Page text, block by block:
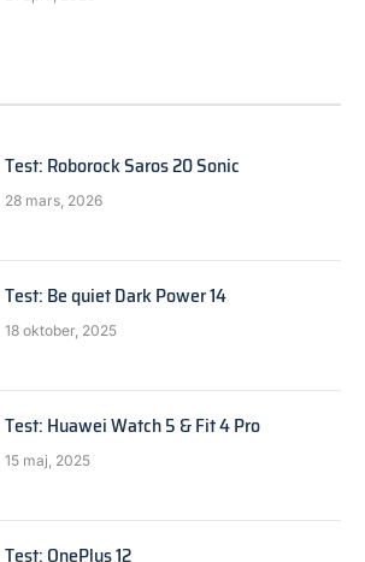
Test: Roborock Saros 20 Sonic
28 mars, 2026
Test: Be quiet Dark Power 14
18 oktober, 2025
Test: Huawei Watch 5 & Fit 4 Pro
15 maj, 2025
Test: OnePlus 12